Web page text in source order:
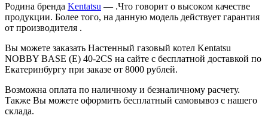
Родина бренда Kentatsu — .Что говорит о высоком качестве
продукции. Более того, на данную модель действует гарантия
от производителя .
Вы можете заказать Настенный газовый котел Kentatsu
NOBBY BASE (E) 40‑2CS на сайте с бесплатной доставкой по
Екатеринбургу при заказе от 8000 рублей.
Возможна оплата по наличному и безналичному расчету.
Также Вы можете оформить бесплатный самовывоз с нашего
склада.